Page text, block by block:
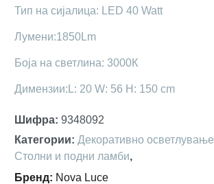
Тип на сијалица: LED 40 Watt
Лумени:1850Lm
Боја на светлина: 3000К
Димензии:L: 20 W: 56 H: 150 cm
Шифра: 9348092
Категории: Декоративно осветлување
Столни и подни ламби,
Бренд: Nova Luce